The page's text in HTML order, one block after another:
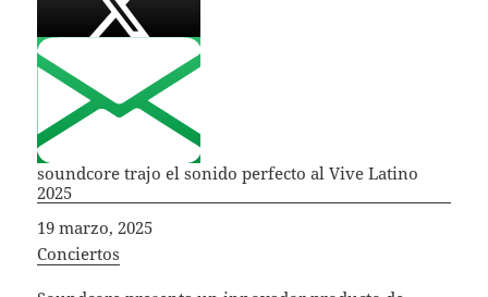
soundcore trajo el sonido perfecto al Vive Latino
2025
Fecha
19 marzo, 2025
In relation to
Conciertos